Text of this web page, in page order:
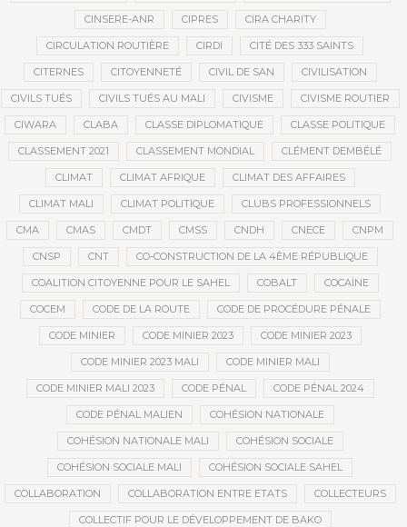
CINSERE-ANR CIPRES CIRA CHARITY
CIRCULATION ROUTIÈRE CIRDI CITÉ DES 333 SAINTS
CITERNES CITOYENNETÉ CIVIL DE SAN CIVILISATION
CIVILS TUÉS CIVILS TUÉS AU MALI CIVISME CIVISME ROUTIER
CIWARA CLABA CLASSE DIPLOMATIQUE CLASSE POLITIQUE
CLASSEMENT 2021 CLASSEMENT MONDIAL CLÉMENT DEMBÉLÉ
CLIMAT CLIMAT AFRIQUE CLIMAT DES AFFAIRES
CLIMAT MALI CLIMAT POLITIQUE CLUBS PROFESSIONNELS
CMA CMAS CMDT CMSS CNDH CNECE CNPM
CNSP CNT CO-CONSTRUCTION DE LA 4ÈME RÉPUBLIQUE
COALITION CITOYENNE POUR LE SAHEL COBALT COCAÏNE
COCEM CODE DE LA ROUTE CODE DE PROCÉDURE PÉNALE
CODE MINIER CODE MINIER 2023 CODE MINIER 2023
CODE MINIER 2023 MALI CODE MINIER MALI
CODE MINIER MALI 2023 CODE PÉNAL CODE PÉNAL 2024
CODE PÉNAL MALIEN COHÉSION NATIONALE
COHÉSION NATIONALE MALI COHÉSION SOCIALE
COHÉSION SOCIALE MALI COHÉSION SOCIALE SAHEL
COLLABORATION COLLABORATION ENTRE ETATS COLLECTEURS
COLLECTIF POUR LE DÉVELOPPEMENT DE BAKO